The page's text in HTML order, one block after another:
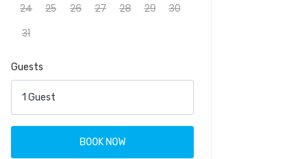
24
25 26 27 28 29
30
31
Guests
1 Guest